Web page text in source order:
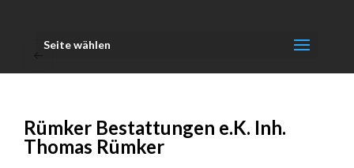
Seite wählen
Rümker Bestattungen e.K. Inh.
Thomas Rümker